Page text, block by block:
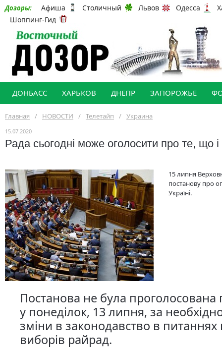
Дозоры: Афиша Столичный Львов Одесса
Шоппинг-Гид
ДОНБАСС ХАРЬКОВ ДНЕПР ЗАПОРОЖЬЕ
Главная / НОВОСТИ / Телетайп / Украина
15.07.2020
Рада сьогодні може оголосити про те, що і
15 липня
постанову про
Україні.
Постанова не була
у понеділок, 13 липня, за
зміни в законодавство в
виборів райрад.